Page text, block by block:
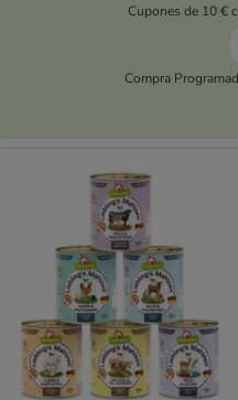
Cupones de 10 €
Compra